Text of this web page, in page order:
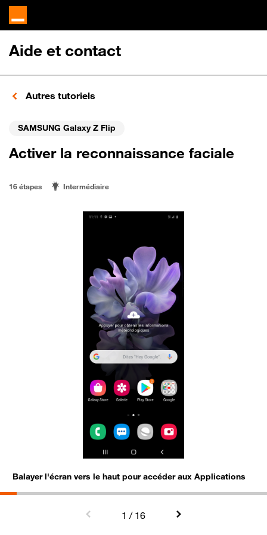
Aide et contact
Autres tutoriels
SAMSUNG Galaxy Z Flip
Activer la reconnaissance faciale
16 étapes Intermédiaire
Balayer l'écran vers le haut pour accéder aux Applications
1 / 16